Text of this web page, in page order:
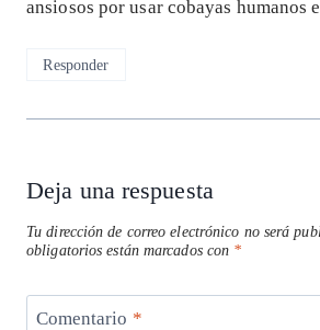
ansiosos por usar cobayas humanos
Responder
Deja una respuesta
Tu dirección de correo electrónico no será
obligatorios están marcados con *
Comentario *